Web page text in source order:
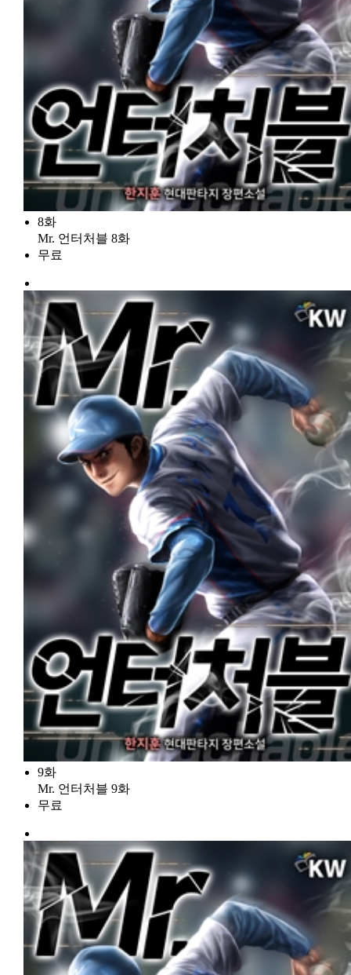
8화
Mr. 언터처블 8화
무료
9화
Mr. 언터처블 9화
무료